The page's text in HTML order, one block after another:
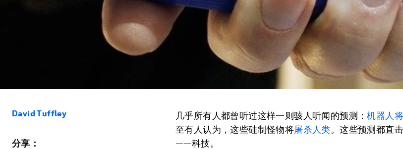
David Tuffley
分享：
几乎所有人都曾听过这样一则骇人听闻的预测：机器人
至有人认为，这些硅制怪物将屠杀人类。这些预测都直
——科技。